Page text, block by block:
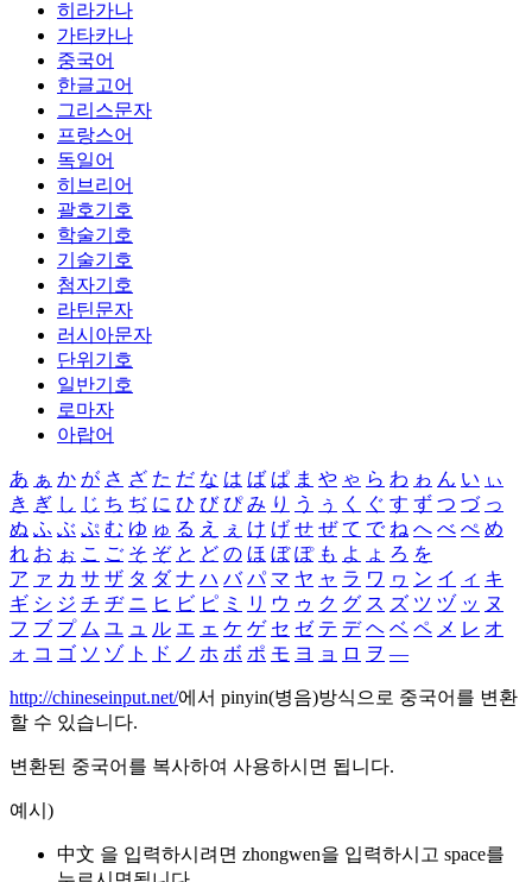
히라가나
가타카나
중국어
한글고어
그리스문자
프랑스어
독일어
히브리어
괄호기호
학술기호
기술기호
첨자기호
라틴문자
러시아문자
단위기호
일반기호
로마자
아랍어
あ ぁ か が さ ざ た だ な は ば ぱ ま や ゃ ら わ ゎ ん い ぃ
き ぎ し じ ち ぢ に ひ び ぴ み り う ぅ く ぐ す ず つ づ っ
ぬ ふ ぶ ぷ む ゆ ゅ る え ぇ け げ せ ぜ て で ね へ べ ぺ め
れ お ぉ こ ご そ ぞ と ど の ほ ぼ ぽ も よ ょ ろ を
ア ァ カ サ ザ タ ダ ナ ハ バ パ マ ヤ ャ ラ ワ ヮ ン イ ィ キ
ギ シ ジ チ ヂ ニ ヒ ビ ピ ミ リ ウ ゥ ク グ ス ズ ツ ヅ ッ ヌ
フ ブ プ ム ユ ュ ル エ ェ ケ ゲ セ ゼ テ デ ヘ ベ ペ メ レ オ
ォ コ ゴ ソ ゾ ト ド ノ ホ ボ ポ モ ヨ ョ ロ ヲ ―
http://chineseinput.net/에서 pinyin(병음)방식으로 중국어를 변환
할 수 있습니다.
변환된 중국어를 복사하여 사용하시면 됩니다.
예시)
中文 을 입력하시려면 zhongwen을 입력하시고 space를